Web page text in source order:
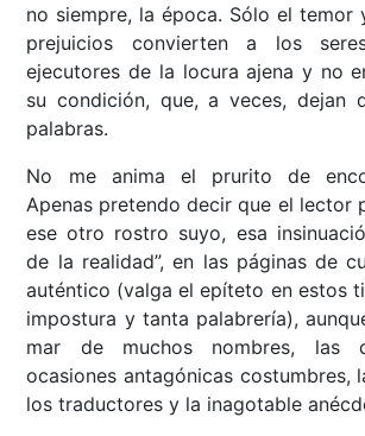
no siempre, la época. Sólo el temor
prejuicios convierten a los
ejecutores de la locura ajena y no
su condición, que, a veces, dejan
palabras.
No me anima el prurito de
Apenas pretendo decir que el lector
ese otro rostro suyo, esa
de la realidad”, en las páginas de
auténtico (valga el epíteto en estos
impostura y tanta palabrería),
mar de muchos nombres, las
ocasiones antagónicas costumbres,
los traductores y la inagotable